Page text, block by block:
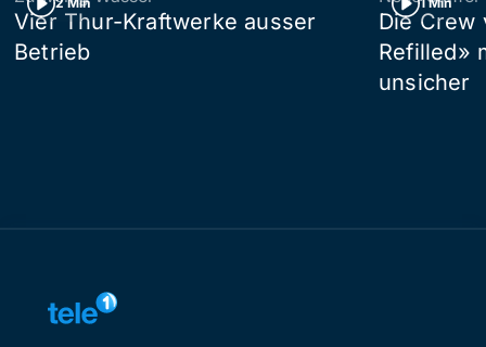
Vier Thur-Kraftwerke ausser
Betrieb
Die Crew
Refilled»
unsicher